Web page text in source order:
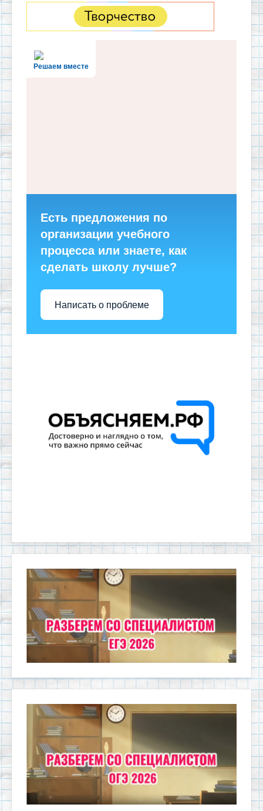
Решаем вместе
Есть предложения по
организации учебного
процесса или знаете, как
сделать школу лучше?
Написать о проблеме